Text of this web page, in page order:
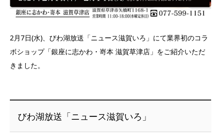
2月7日(水)、びわ湖放送「ニュース滋賀いろ」にて業界初のコラ
ボショップ「銀座に志かわ・嵜本 滋賀草津店」をご紹介いただ
きました。
びわ湖放送「ニュース滋賀いろ」